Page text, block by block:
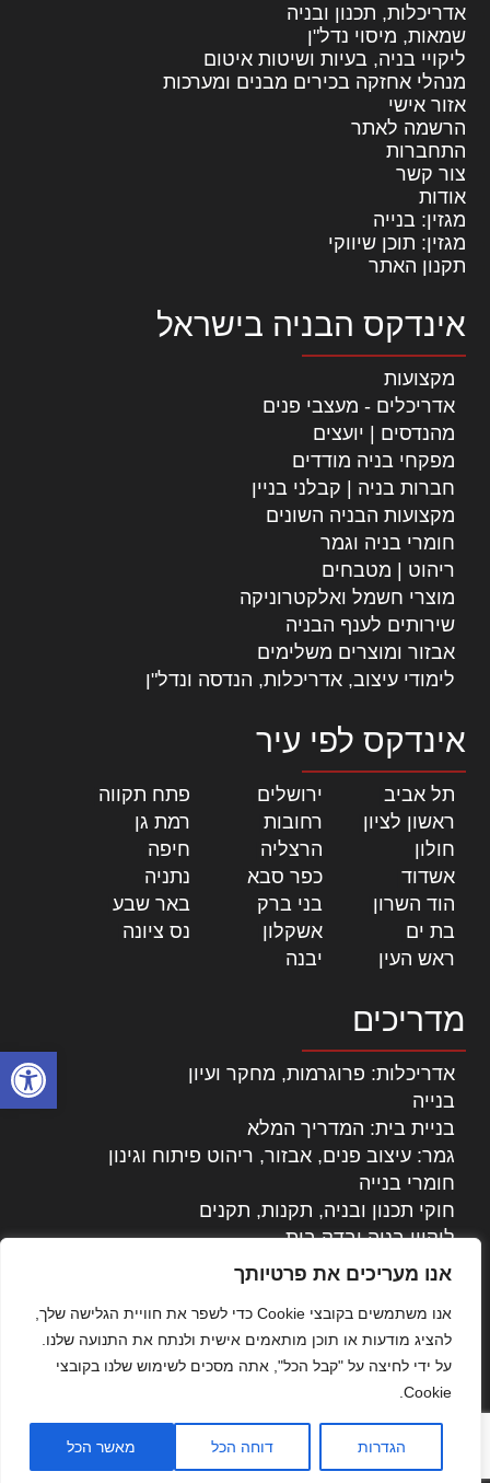
פתח
אנו מעריכים את פרטיותך
אנו משתמשים בקובצי Cookie כדי לשפר את חוויית הגלישה שלך,
להציג מודעות או תוכן מותאמים אישית ולנתח את התנועה שלנו.
על ידי לחיצה על "קבל הכל", אתה מסכים לשימוש שלנו בקובצי
Cookie.
הגדרות דוחה הכל מאשר הכל
אדריכלות, תכנון ובניה
שמאות, מיסוי נדל"ן
ליקויי בניה, בעיות ושיטות איטום
מנהלי אחזקה בכירים מבנים ומערכות
אזור אישי
הרשמה לאתר
התחברות
צור קשר
אודות
מגזין: בנייה
מגזין: תוכן שיווקי
תקנון האתר
אינדקס הבניה בישראל
מקצועות
אדריכלים - מעצבי פנים
מהנדסים | יועצים
מפקחי בניה מודדים
חברות בניה | קבלני בניין
מקצועות הבניה השונים
חומרי בניה וגמר
ריהוט | מטבחים
מוצרי חשמל ואלקטרוניקה
שירותים לענף הבניה
אבזור ומוצרים משלימים
לימודי עיצוב, אדריכלות, הנדסה ונדל"ן
אינדקס לפי עיר
תל אביב ירושלים פתח תקווה
ראשון לציון
רחובות רמת גן
חולון
הרצליה חיפה
אשדוד
כפר סבא נתניה
הוד השרון
בני ברק באר שבע
בת ים
אשקלון נס ציונה
ראש העין
יבנה
מדריכים
אדריכלות: פרוגרמות, מחקר ועיון
בנייה
בניית בית: המדריך המלא
גמר: עיצוב פנים, אבזור, ריהוט פיתוח וגינון
חומרי בנייה
חוקי תכנון ובניה, תקנות, תקנים
ליקויי בניה ובדק בית
נדל"ן: זכויות, אגרות ועסקאות
עקרונות ניהול אחזקה מתקדמות
צילום אדריכלי
שיווק נדלן
שיטות בניה: מפרטים והמלצות
תוכן שיווקי
כל הזכויות שמורות © אדריכלות ובניה בישראל